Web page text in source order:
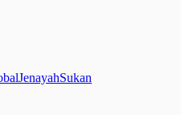
JenayahSukan